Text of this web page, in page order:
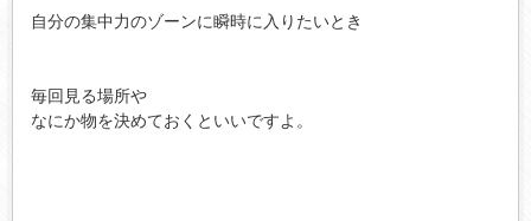
自分の集中力のゾーンに瞬時に入りたいとき
毎回見る場所や
なにか物を決めておくといいですよ。